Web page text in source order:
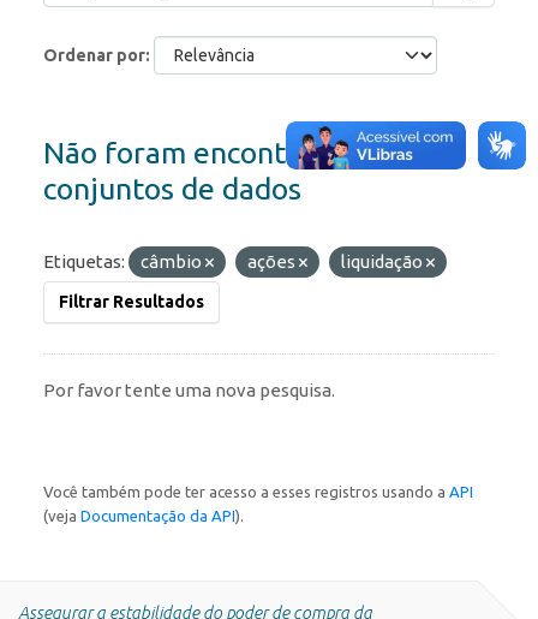
Ordenar por
Não foram encontrados
conjuntos de dados
Etiquetas: câmbio ações liquidação
Filtrar Resultados
Por favor tente uma nova pesquisa.
Você também pode ter acesso a esses registros usando a API
(veja Documentação da API).
Assegurar a estabilidade do poder de compra da